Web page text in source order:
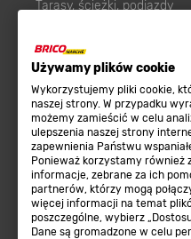
Używamy plików cookie
Wykorzystujemy pliki cookie,
naszej strony. W przypadku
możemy zamieścić w celu
ulepszenia naszej strony
zapewnienia Państwu
Ponieważ korzystamy również
informacje, zebrane za ich
partnerów, którzy mogą
więcej informacji na temat
poszczególne, wybierz
Dane są gromadzone w celu
Podłoża i ziemie do ogrodu
Ogród
Farby wewnętrzne białe
Elektryka
Panele
Elektronarzędzia
Płytki
Panele podłogowe